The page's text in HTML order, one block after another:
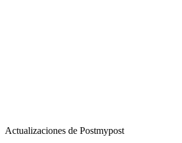
Actualizaciones de Postmypost